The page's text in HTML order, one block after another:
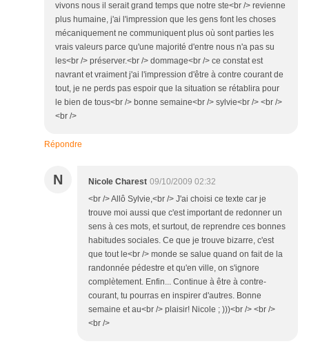
vivons nous il serait grand temps que notre ste<br /> revienne
plus humaine, j'ai l'impression que les gens font les choses
mécaniquement ne communiquent plus où sont parties les
vrais valeurs parce qu'une majorité d'entre nous n'a pas su
les<br /> préserver.<br /> dommage<br /> ce constat est
navrant et vraiment j'ai l'impression d'être à contre courant de
tout, je ne perds pas espoir que la situation se rétablira pour
le bien de tous<br /> bonne semaine<br /> sylvie<br /> <br />
<br />
Répondre
N Nicole Charest 09/10/2009 02:32
<br /> Allô Sylvie,<br /> J'ai choisi ce texte car je
trouve moi aussi que c'est important de redonner un
sens à ces mots, et surtout, de reprendre ces bonnes
habitudes sociales. Ce que je trouve bizarre, c'est
que tout le<br /> monde se salue quand on fait de la
randonnée pédestre et qu'en ville, on s'ignore
complètement. Enfin... Continue à être à contre-
courant, tu pourras en inspirer d'autres. Bonne
semaine et au<br /> plaisir! Nicole ; )))<br /> <br />
<br />